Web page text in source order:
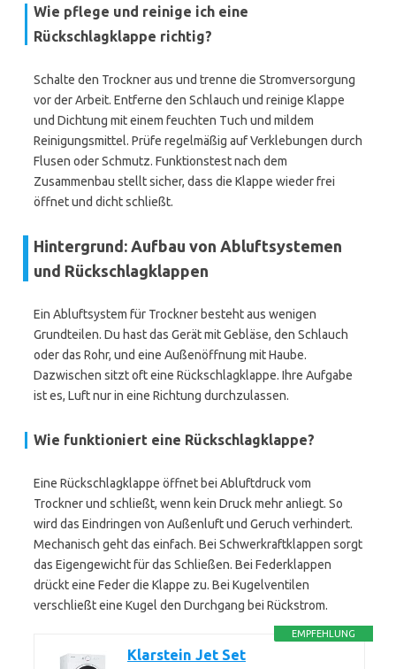
Wie pflege und reinige ich eine
Rückschlagklappe richtig?
Schalte den Trockner aus und trenne die Stromversorgung
vor der Arbeit. Entferne den Schlauch und reinige Klappe
und Dichtung mit einem feuchten Tuch und mildem
Reinigungsmittel. Prüfe regelmäßig auf Verklebungen durch
Flusen oder Schmutz. Funktionstest nach dem
Zusammenbau stellt sicher, dass die Klappe wieder frei
öffnet und dicht schließt.
Hintergrund: Aufbau von Abluftsystemen
und Rückschlagklappen
Ein Abluftsystem für Trockner besteht aus wenigen
Grundteilen. Du hast das Gerät mit Gebläse, den Schlauch
oder das Rohr, und eine Außenöffnung mit Haube.
Dazwischen sitzt oft eine Rückschlagklappe. Ihre Aufgabe
ist es, Luft nur in eine Richtung durchzulassen.
Wie funktioniert eine Rückschlagklappe?
Eine Rückschlagklappe öffnet bei Abluftdruck vom
Trockner und schließt, wenn kein Druck mehr anliegt. So
wird das Eindringen von Außenluft und Geruch verhindert.
Mechanisch geht das einfach. Bei Schwerkraftklappen sorgt
das Eigengewicht für das Schließen. Bei Federklappen
drückt eine Feder die Klappe zu. Bei Kugelventilen
verschließt eine Kugel den Durchgang bei Rückstrom.
EMPFEHLUNG
Klarstein Jet Set